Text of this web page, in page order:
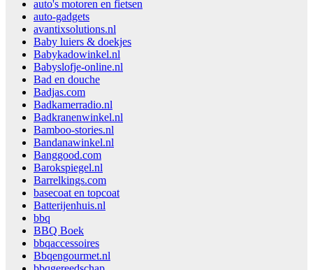
auto's motoren en fietsen
auto-gadgets
avantixsolutions.nl
Baby luiers & doekjes
Babykadowinkel.nl
Babyslofje-online.nl
Bad en douche
Badjas.com
Badkamerradio.nl
Badkranenwinkel.nl
Bamboo-stories.nl
Bandanawinkel.nl
Banggood.com
Barokspiegel.nl
Barrelkings.com
basecoat en topcoat
Batterijenhuis.nl
bbq
BBQ Boek
bbqaccessoires
Bbqengourmet.nl